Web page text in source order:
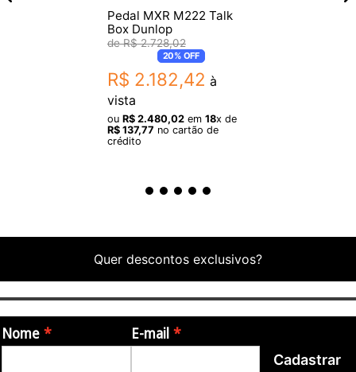
Pedal MXR M222 Talk
Box Dunlop
R$ 2.728,02
20%OFF
R$ 2.182,42 à
vista
ou R$ 2.480,02 em 18x de
R$ 137,77 no cartão de
crédito
Quer descontos exclusivos?
Nome E-mail
Cadastrar